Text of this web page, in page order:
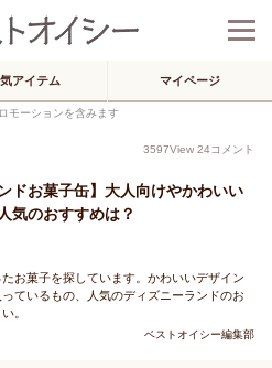
アイテム マイページ
モーションを含みます
3597View 24コメント
ドお菓子缶】大人向けやかわいい
気のおすすめは？
お菓子を探しています。かわいいデザイン
ているもの、人気のディズニーランドのお
。
ベストオイシー編集部